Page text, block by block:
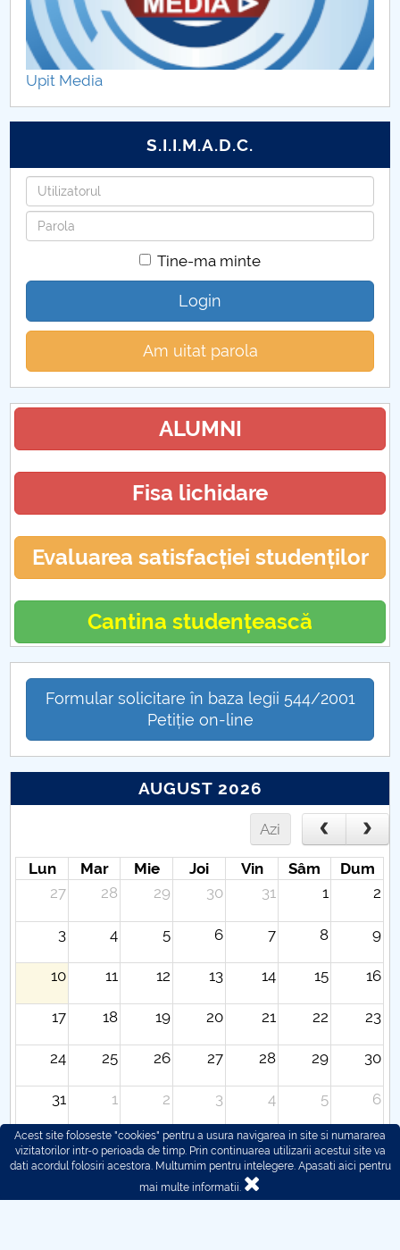
Transparenţa veniturilor salariale LEGEA nr.
153/28.06.2017
Upit Media
S.I.I.M.A.D.C.
Utilizatorul
Parola
Tine-ma minte
Login
Am uitat parola
ALUMNI
Fisa lichidare
Evaluarea satisfacției studenților
Cantina studențească
Formular solicitare în baza legii 544/2001
Petiție on-line
AUGUST 2026
Azi
Lun Mar Mie Joi Vin Sâm
Dum
27
28 29 30 31 1 2
3 4 5 6 7 8 9
10 11 12 13 14 15 16
17 18 19 20 21 22 23
24 25 26 27 28 29 30
31 1 2 3 4 5 6
Acest site foloseste "cookies" pentru a usura navigarea in site si numararea
vizitatorilor intr-o perioada de timp. Prin continuarea utilizarii acestui site va
dati acordul folosiri acestora. Multumim pentru intelegere. Apasati aici pentru
mai multe informatii.